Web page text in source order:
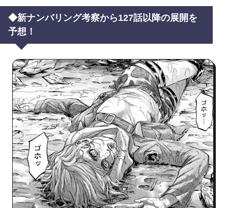
◆新ナンバリング考察から127話以降の展開を
予想！